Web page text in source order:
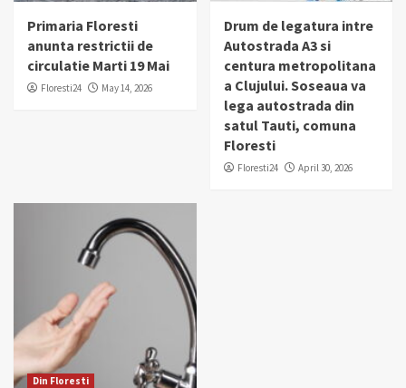
Primaria Floresti
anunta restrictii de
circulatie Marti 19 Mai
Floresti24 May 14, 2026
Drum de legatura intre
Autostrada A3 si
centura metropolitana
a Clujului. Soseaua va
lega autostrada din
satul Tauti, comuna
Floresti
Floresti24 April 30, 2026
Din Floresti